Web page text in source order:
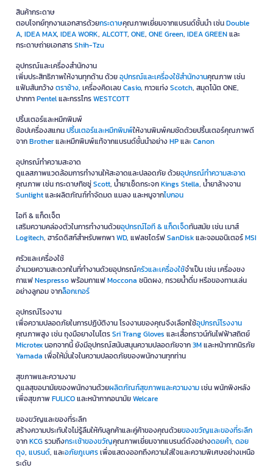
พร้อมเปลี่ยนใบมีดเมื่อเริ่มทื่อเพื่อความปลอดภัย
สำหรับงานซ่อมบำรุง:เลือกประแจและบ็อกซ์ให้ตรงกับขนาดน็อตหรือ
สกรูที่ใช้งานบ่อย
สำหรับงานตรวจพื้นที่:
ใต้เครื่องจักร หรือจุดที่แสงสว่างไม่เพียงพอ
คำถามที่พบบ่อยเกี่ยวกับ Tajima เครื่องวัดระยะ
ทาง
Tajima เครื่องวัดระยะทางเหมาะกับงานใด?
เหมาะกับงานวัดพื้นที่ห้อง ระยะติดตั้ง งานตกแต่งภายใน งานก่อสร้าง งาน
Tajima ตลับเมตรยังจำเป็นหรือไม่หากมีเครื่องวัดระยะ
ทาง?
ยังจำเป็น เพราะตลับเมตรเหมาะกับการวัดชิ้นงาน วัสดุ กล่อง เฟอร์นิเจอร์
หรือระยะสั้นเฉพาะจุด ส่วนเครื่องวัดระยะทางเหมาะกับพื้นที่กว้างหรือระยะที่
ต้องการความรวดเร็ว
Tajima คัตเตอร์และใบมีดคัตเตอร์เหมาะกับงานอะไร?
เหมาะกับงานตัดกล่องพัสดุ กระดาษ ฟิล์ม บรรจุภัณฑ์ และวัสดุหน้างานบาง
ประเภท โดยควรเลือกใบมีดให้เหมาะกับวัสดุและใช้งานด้วยความระมัดระวัง
Tajima ไฟฉายเหมาะกับพื้นที่แบบใด?
เหมาะกับพื้นที่แสงน้อย เช่น ห้องเก็บของ ห้องระบบ ใต้โต๊ะ ใต้เครื่องจักร งาน
ซ่อมบำรุงกลางคืน หรือจุดตรวจสอบที่ต้องเห็นรายละเอียดชัดเจน
Tajima เหมาะกับการจัดซื้อสำหรับองค์กรหรือไม่?
เหมาะมาก เพราะมีเครื่องมือพื้นฐานสำหรับงานวัด ตัด ตรวจเช็ก และซ่อม
บำรุงครบหลายหมวด ทั้งเครื่องวัดระยะทาง ไฟฉาย ประแจ/บ็อกซ์ ตลับ
เมตร มีด ใบมีดคัตเตอร์ คัตเตอร์ และอุปกรณ์ตัด
เลือกซื้อสินค้า Tajima คุณภาพของแท้ที่ OFM
หากคุณกำลังมองหา เครื่องวัดระยะทาง คุณภาพสูงเพื่อยกระดับ
ประสิทธิภาพการทำงาน ที่ OFM เราได้คัดสรรผลิตภัณฑ์จากTajimaและ
แบรนด์ชั้นนำอื่นๆ มาให้เลือกสรรอย่างครบครัน ตอบโจทย์ทุกความต้องการ
ทั้งสำหรับการเรียน การทำงานใน Home Office และการใช้งานในองค์กร
สินค้ากระดาษ
ตอบโจทย์ทุกงานเอกสารด้วยกระดาษคุณภาพเยี่ยมจากแบรนด์ชั้นนำ เช่นDouble
A, IDEA MAX, IDEA WORK, ALCOTT, ONE, ONE Green, IDEA GREENและ
กระดาษถ่ายเอกสารShih-Tzu
อุปกรณ์และเครื่องสำนักงาน
เพิ่มประสิทธิภาพให้งานทุกด้าน ด้วยอุปกรณ์และเครื่องใช้สำนักงานคุณภาพ เช่น
แฟ้มสันกว้างตราช้าง, เครื่องคิดเลขCasio, กาวแท่งScotch, สมุดโน้ต ONE,
ปากกาPentelและกรรไกรWESTCOTT
ปริ้นเตอร์และหมึกพิมพ์
ช้อปเครื่องสแกนปริ้นเตอร์และหมึกพิมพ์ให้งานพิมพ์คมชัดด้วยปริ้นเตอร์คุณภาพดี
จากBrotherและหมึกพิมพ์แท้จากแบรนด์ชั้นนำอย่างHPและCanon
อุปกรณ์ทำความสะอาด
ดูแลสภาพแวดล้อมการทำงานให้สะอาดและปลอดภัย ด้วยอุปกรณ์ทำความสะอาด
คุณภาพ เช่น กระดาษทิชชู่Scott, น้ำยาเช็ดกระจกKings Stella, น้ำยาล้างจาน
Sunlightและผลิตภัณฑ์กำจัดมด แมลง และหนูจากไบกอน
ไอที & แก็ดเจ็ต
เสริมความคล่องตัวในการทำงานด้วยอุปกรณ์ไอที & แก็ดเจ็ดทันสมัย เช่น เมาส์
Logitech, ฮาร์ดดิสก์สำหรับพกพาWD, แฟลชไดร์ฟSanDiskและจอมอนิเตอร์MSI
ครัวและเครื่องใช้
อำนวยความสะดวกในที่ทำงานด้วยอุปกรณ์ครัวและเครื่องใช้จำเป็น เช่น เครื่องชง
กาแฟNespressoพร้อมกาแฟMoccona ชนิดผง, กรวยน้ำดื่ม หรือของทานเล่น
อย่างลูกอม จากล็อกเกอร์
อุปกรณ์โรงงาน
เพื่อความปลอดภัยในการปฏิบัติงาน โรงงานของคุณจึงเลือกใช้อุปกรณ์โรงงาน
คุณภาพสูง เช่น ถุงมือยางไนโตรSri Trang Gloves และเสื้อกราวน์กันไฟฟ้าสถิตย์
Microtexนอกจากนี้ ยังมีอุปกรณ์สนับสนุนความปลอดภัยจาก3Mและหน้ากากนิรภัย
Yamada เพื่อให้มั่นใจในความปลอดภัยของพนักงานทุกท่าน
สุขภาพและความงาม
ดูแลสุขอนามัยของพนักงานด้วยผลิตภัณฑ์สุขภาพและความงามเช่น พนักพิงหลัง
เพื่อสุขภาพFULICOและหน้ากากอนามัยWelcare
ของขวัญและของที่ระลึก
สร้างความประทับใจไม่รู้ลืมให้กับลูกค้าและคู่ค้าของคุณด้วยของขวัญและของที่ระลึก
จากKCGรวมถึงกระเช้าของขวัญคุณภาพเยี่ยมจากแบรนด์ดังอย่างดอยคำ, ดอย
ตุง, แบรนด์, และอภัยภูเบศรเพื่อแสดงออกถึงความใส่ใจและความพิเศษอย่างเหนือ
ระดับ